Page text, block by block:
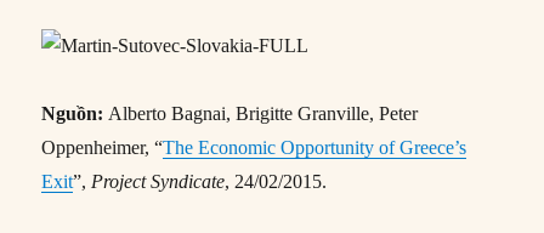
Nguồn: Alberto Bagnai, Brigitte Granville, Peter
Oppenheimer, “The Economic Opportunity of Greece’s
Exit”, Project Syndicate, 24/02/2015.